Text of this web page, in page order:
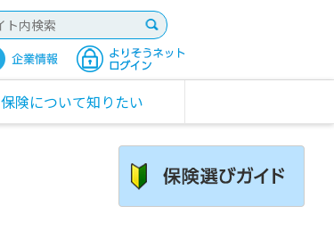
保険について知りたい